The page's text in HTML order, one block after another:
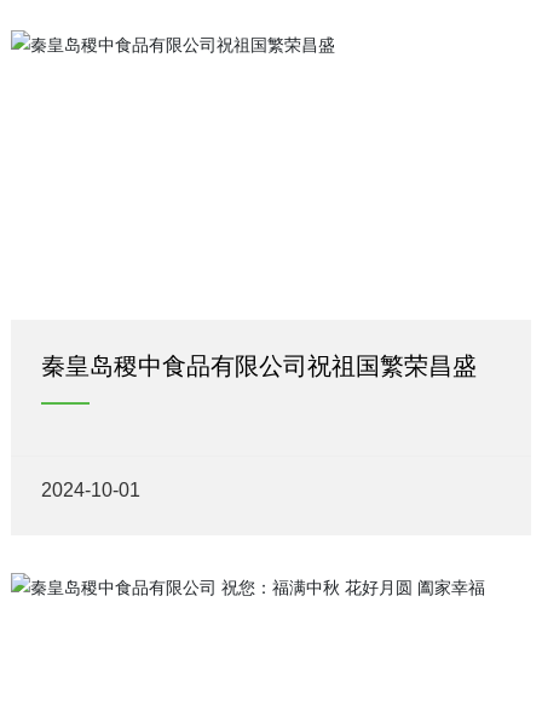
秦皇岛稷中食品有限公司祝祖国繁荣昌盛
2024-10-01